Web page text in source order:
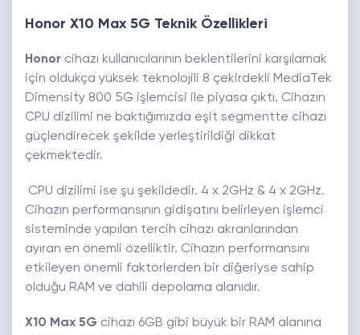
Honor X10 Max 5G Teknik Özellikleri
Honor cihazı kullanıcılarının beklentilerini karşılamak
için oldukça yüksek teknolojili 8 çekirdekli MediaTek
Dimensity 800 5G işlemcisi ile piyasa çıktı. Cihazın
CPU dizilimi ne baktığımızda eşit segmentte cihazı
güçlendirecek şekilde yerleştirildiği dikkat
çekmektedir.
CPU dizilimi ise şu şekildedir. 4 x 2GHz & 4 x 2GHz.
Cihazın performansının gidişatını belirleyen işlemci
sisteminde yapılan tercih cihazı akranlarından
ayıran en önemli özelliktir. Cihazın performansını
etkileyen önemli faktörlerden bir diğeriyse sahip
olduğu RAM ve dahili depolama alanıdır.
X10 Max 5G cihazı 6GB gibi büyük bir RAM alanına